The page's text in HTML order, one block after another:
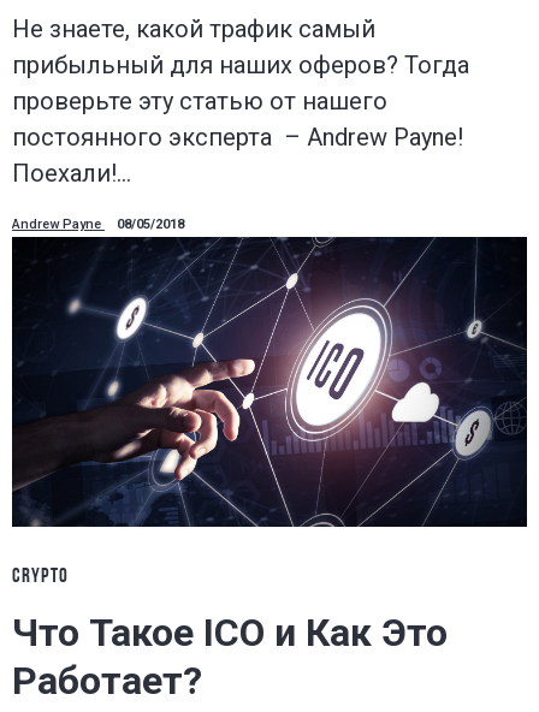
Не знаете, какой трафик самый
прибыльный для наших оферов? Тогда
проверьте эту статью от нашего
постоянного эксперта – Andrew Payne!
Поехали!…
Andrew Payne 08/05/2018
CRYPTO
Что Такое ICO и Как Это
Работает?